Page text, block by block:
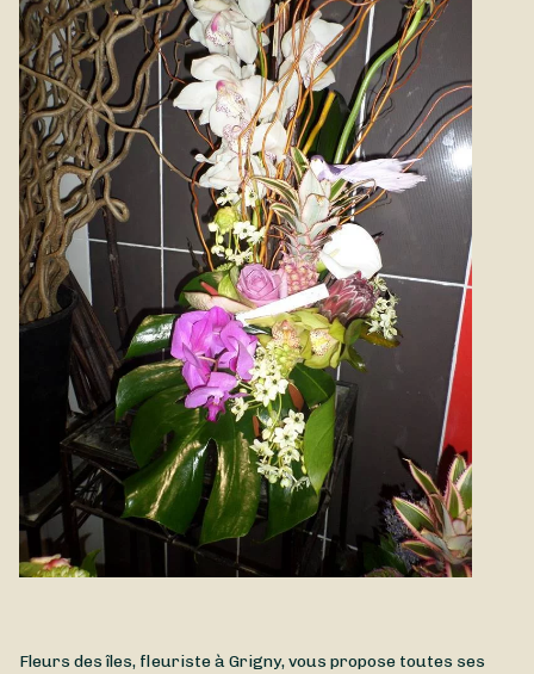
symbole de la royauté française. Il est également très souvent
associé à la pureté. Sa large gamme de couleurs le rend très
prisé des compositions florales. On offre traditionnellement le
lys pour de grandes occasions comme la naissance, les
fiançailles ou le deuil.
Fleurs des îles, fleuriste à Grigny, vous propose toutes ses